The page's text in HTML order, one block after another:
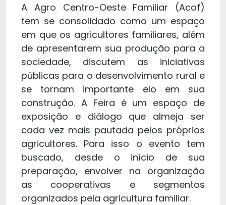
A Agro Centro-Oeste Familiar (Acof)
tem se consolidado como um espaço
em que os agricultores familiares, além
de apresentarem sua produção para a
sociedade, discutem as iniciativas
públicas para o desenvolvimento rural e
se tornam importante elo em sua
construção. A Feira é um espaço de
exposição e diálogo que almeja ser
cada vez mais pautada pelos próprios
agricultores. Para isso o evento tem
buscado, desde o início de sua
preparação, envolver na organização
as cooperativas e segmentos
organizados pela agricultura familiar.